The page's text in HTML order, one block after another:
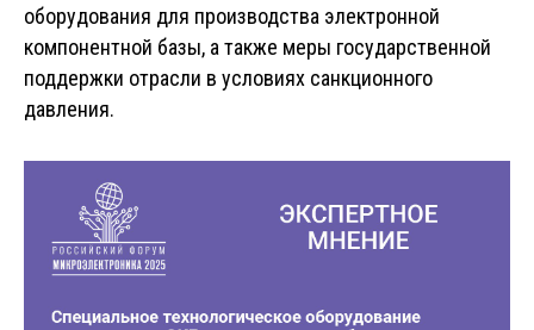
оборудования для производства электронной
компонентной базы, а также меры государственной
поддержки отрасли в условиях санкционного
давления.